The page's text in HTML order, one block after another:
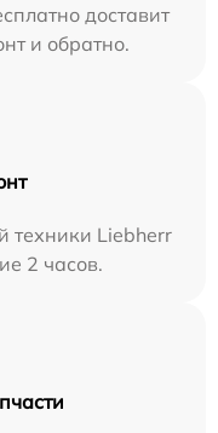
доставит
и обратно.
техники Liebherr
2 часов.